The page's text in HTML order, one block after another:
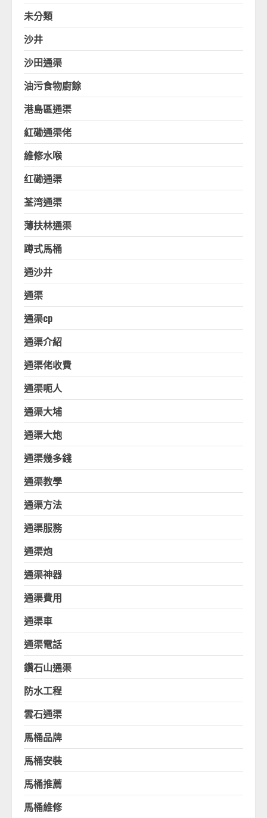
未分類
沙井
沙田通渠
油污食物廚餘
港島區通渠
紅磡通渠佬
維修水喉
红磡通渠
荃湾通渠
薄扶林通渠
蹲式馬桶
通沙井
通渠
通渠cp
通渠介紹
通渠佬收費
通渠呃人
通渠大埔
通渠大炮
通渠幾多錢
通渠教學
通渠方法
通渠服務
通渠炮
通渠神器
通渠費用
通渠車
通渠電話
鑽石山通渠
防水工程
雲石通渠
馬桶品牌
馬桶安裝
馬桶推薦
馬桶維修